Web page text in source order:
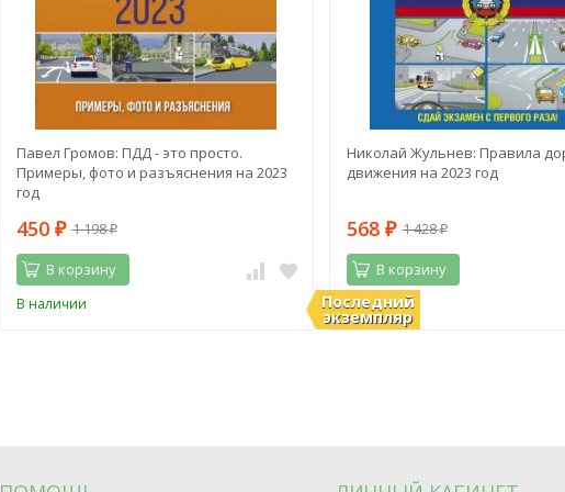
Павел Громов: ПДД - это просто.
Примеры, фото и разъяснения на 2023
год
450 ₽ 1 198₽
В корзину
В наличии Последний
экземпляр
Николай Жульнев: Правила
движения на 2023 год
568 ₽ 1 428₽
В корзину
В наличии